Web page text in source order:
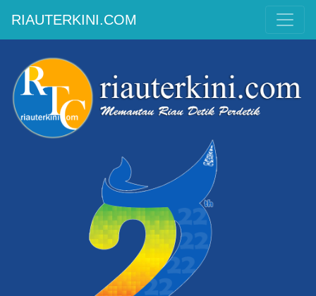
RIAUTERKINI.COM